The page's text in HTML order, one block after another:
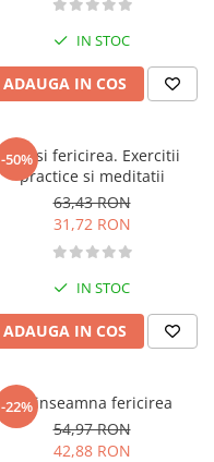
IN STOC
ADAUGA IN COS
-50%
Zen si fericirea. Exercitii
practice si meditatii
63,43 RON
31,72 RON
IN STOC
ADAUGA IN COS
-22%
Ce inseamna fericirea
54,97 RON
42,88 RON